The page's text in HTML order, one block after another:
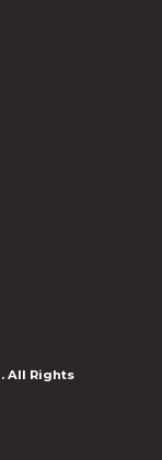
. All Rights